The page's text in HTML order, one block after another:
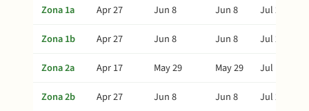
Zona 1a Apr 27 Jun 8 Jun 8
Jul 28
Zona 1b
Apr 27 Jun 8 Jun 8
Jul 28
Zona 2a
Apr 17 May 29 May 29
Jul 18
Zona 2b
Apr 27 Jun 8 Jun 8
Jul 28